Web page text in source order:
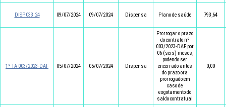
DISP.033.24 09/07/2024 09/07/2024 Dispensa Plano de saúde 793,64
1º TA 003/2023-DAF 05/07/2024 05/07/2024 Dispensa
Prorrogar o prazo
do contrato nº
003/2023-DAF por
06 (seis) meses,
podendo ser
encerrado antes
do prazo ora
prorrogado em
caso de
esgotamento do
saldo contratual
0,00